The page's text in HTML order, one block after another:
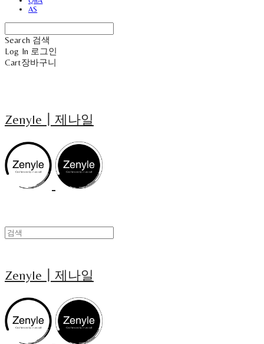
AS
Search 검색
Log In 로그인
Cart장바구니
Zenyle┃제나일
Zenyle┃제나일